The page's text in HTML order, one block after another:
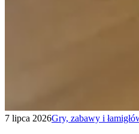
7 lipca 2026Gry, zabawy i